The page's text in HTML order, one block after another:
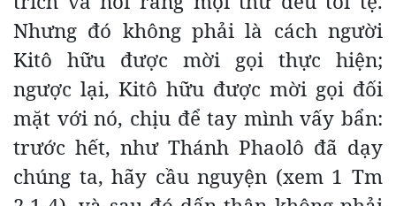
Nhưng đó không phải là cách người
Kitô hữu được mời gọi thực hiện;
ngược lại, Kitô hữu được mời gọi đối
mặt với nó, chịu để tay mình vấy bẩn:
trước hết, như Thánh Phaolô đã dạy
chúng ta, hãy cầu nguyện (xem 1 Tm